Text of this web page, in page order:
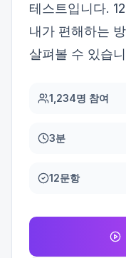
테스트입니다.
내가 편해하는
살펴볼 수 있습
1,234명 참여
3분
12문항